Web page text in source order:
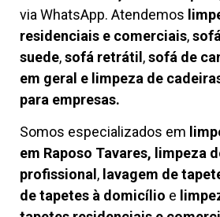
via WhatsApp. Atendemos
residenciais e comerciais,
suede,sofá retrátil,sofá de
em geral e limpeza de
para empresas.
Somos especializados em
em Raposo Tavares, limpeza
profissional , lavagem de
de tapetes à domicílio e